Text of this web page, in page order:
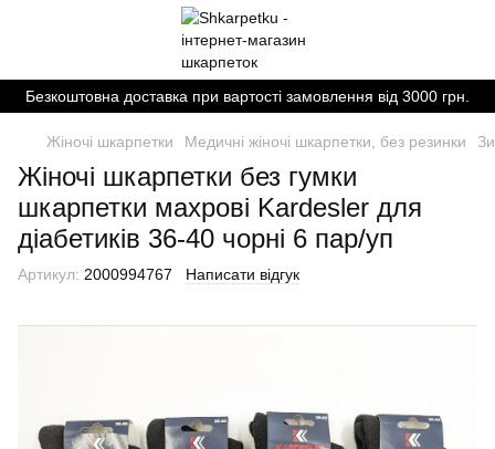
Безкоштовна доставка при вартості замовлення від 3000 грн.
Жіночі шкарпетки Медичні жіночі шкарпетки, без резинки
Жіночі шкарпетки без гумки
шкарпетки махрові Kardesler для
діабетиків 36-40 чорні 6 пар/уп
Артикул: 2000994767 Написати відгук